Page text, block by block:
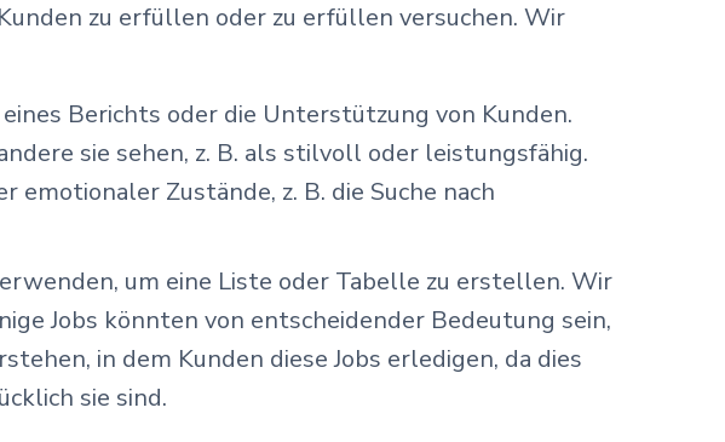
zu erfüllen oder zu erfüllen versuchen. Wir
Berichts oder die Unterstützung von Kunden.
sie sehen, z. B. als stilvoll oder leistungsfähig.
Zustände, z. B. die Suche nach
um eine Liste oder Tabelle zu erstellen. Wir
Jobs könnten von entscheidender Bedeutung sein,
in dem Kunden diese Jobs erledigen, da dies
sie sind.